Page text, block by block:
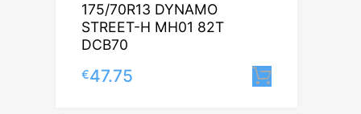
175/70R13 DYNAMO
STREET-H MH01 82T
DCB70
€47.75